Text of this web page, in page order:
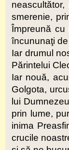
smerenie,
Împreună
încununaţi
Iar drumul
Părintelui
Iar nouă,
Golgota,
lui
prin lume,
inima
crucile